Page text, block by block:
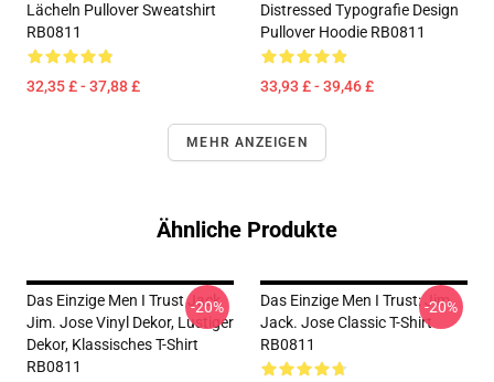
Lächeln Pullover Sweatshirt
RB0811
32,35 £ - 37,88 £
Distressed Typografie Design
Pullover Hoodie RB0811
33,93 £ - 39,46 £
MEHR ANZEIGEN
Ähnliche Produkte
Das Einzige Men I Trust Jack
Jim. Jose Vinyl Dekor, Lustiger
Dekor, Klassisches T-Shirt
RB0811
-20%
Das Einzige Men I Trust: Jim,
Jack. Jose Classic T-Shirt
RB0811
-20%